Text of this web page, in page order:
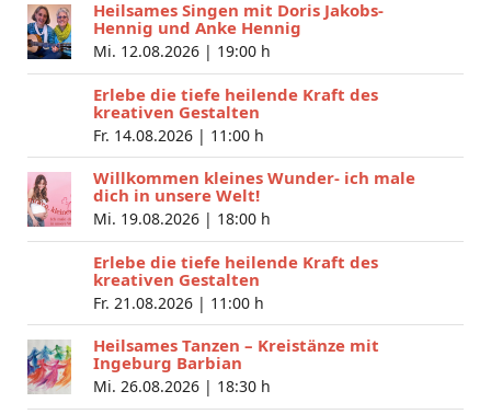
Heilsames Singen mit Doris Jakobs-
Hennig und Anke Hennig
Mi. 12.08.2026 | 19:00 h
Erlebe die tiefe heilende Kraft des
kreativen Gestalten
Fr. 14.08.2026 | 11:00 h
Willkommen kleines Wunder- ich male
dich in unsere Welt!
Mi. 19.08.2026 | 18:00 h
Erlebe die tiefe heilende Kraft des
kreativen Gestalten
Fr. 21.08.2026 | 11:00 h
Heilsames Tanzen – Kreistänze mit
Ingeburg Barbian
Mi. 26.08.2026 | 18:30 h